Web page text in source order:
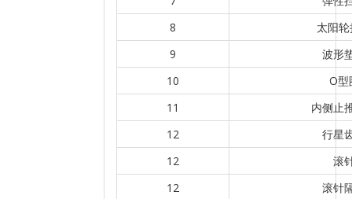
8
太阳
9
波形
10
O型
11
内侧止
12
行星
12
滚
12
滚针